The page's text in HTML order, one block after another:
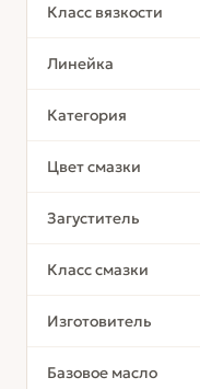
Класс вязкости
Линейка
Категория
Цвет смазки
Загуститель
Класс смазки
Изготовитель
Базовое масло